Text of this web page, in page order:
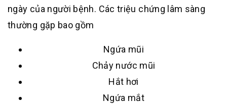
ngày của người bệnh. Các triệu chứng lâm sàng
thường gặp bao gồm
Ngứa mũi
Chảy nước mũi
Hắt hơi
Ngứa mắt